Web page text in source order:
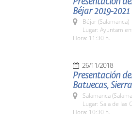
Béjar 2019-2021
Béjar (Salamanca)
Lugar:
Hora: 11:30 h.
26/11/2018
Presentación
Batuecas,
Salamanca
Lugar: Sala de las
Hora: 10:30 h.